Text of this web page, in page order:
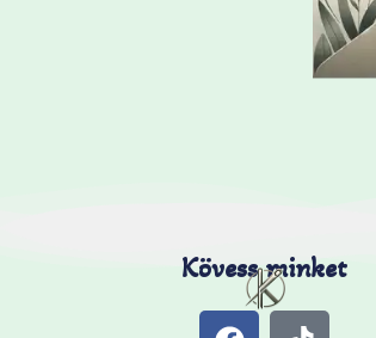
Kövess minket